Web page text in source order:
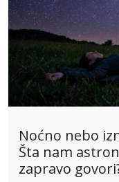
Noćno nebo
Šta nam
zapravo